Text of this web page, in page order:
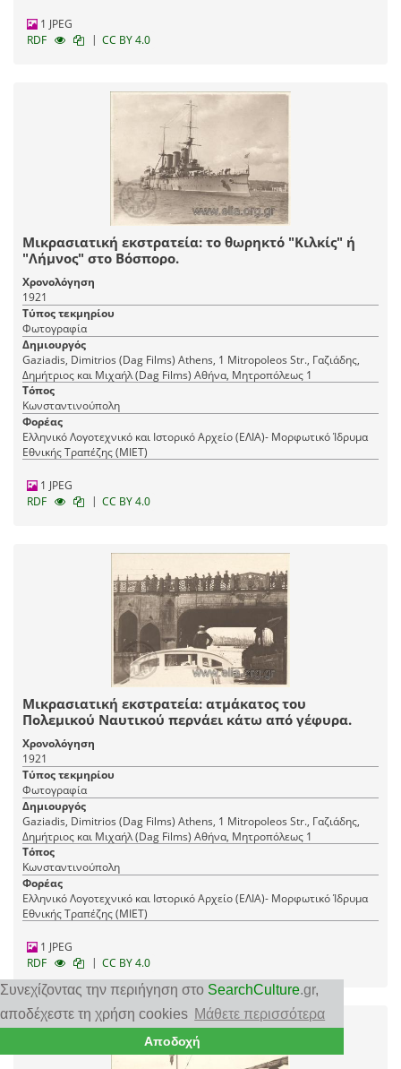
Συνεχίζοντας την περιήγηση στο SearchCulture.gr,
αποδέχεστε τη χρήση cookies Μάθετε περισσότερα
Αποδοχή
1 JPEG
RDF
| CC BY 4.0
Μικρασιατική εκστρατεία: το θωρηκτό "Κιλκίς" ή
"Λήμνος" στο Βόσπορο.
Χρονολόγηση
1921
Τύπος τεκμηρίου
Φωτογραφία
Δημιουργός
Gaziadis, Dimitrios (Dag Films) Athens, 1 Mitropoleos Str., Γαζιάδης,
Δημήτριος και Μιχαήλ (Dag Films) Αθήνα, Mητροπόλεως 1
Τόπος
Κωνσταντινούπολη
Φορέας
Ελληνικό Λογοτεχνικό και Ιστορικό Αρχείο (ΕΛΙΑ)- Μορφωτικό Ίδρυμα
Εθνικής Τραπέζης (ΜΙΕΤ)
1 JPEG
RDF
| CC BY 4.0
Μικρασιατική εκστρατεία: ατμάκατος του
Πολεμικού Ναυτικού περνάει κάτω από γέφυρα.
Χρονολόγηση
1921
Τύπος τεκμηρίου
Φωτογραφία
Δημιουργός
Gaziadis, Dimitrios (Dag Films) Athens, 1 Mitropoleos Str., Γαζιάδης,
Δημήτριος και Μιχαήλ (Dag Films) Αθήνα, Mητροπόλεως 1
Τόπος
Κωνσταντινούπολη
Φορέας
Ελληνικό Λογοτεχνικό και Ιστορικό Αρχείο (ΕΛΙΑ)- Μορφωτικό Ίδρυμα
Εθνικής Τραπέζης (ΜΙΕΤ)
1 JPEG
RDF
| CC BY 4.0